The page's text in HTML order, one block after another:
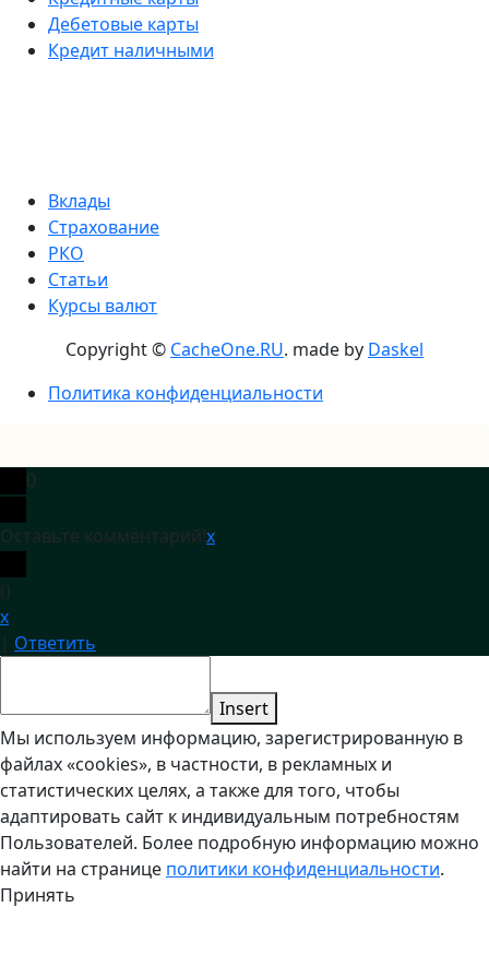
Дебетовые карты
Кредит наличными
Вклады
Страхование
РКО
Статьи
Курсы валют
Copyright © CacheOne.RU. made by Daskel
Политика конфиденциальности
0
Оставьте комментарий!x
()
x
| Ответить
Insert
Мы используем информацию, зарегистрированную в
файлах «cookies», в частности, в рекламных и
статистических целях, а также для того, чтобы
адаптировать сайт к индивидуальным потребностям
Пользователей. Более подробную информацию можно
найти на странице политики конфиденциальности.
Принять